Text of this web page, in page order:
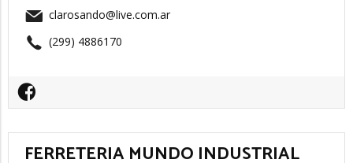
clarosando@live.com.ar
(299) 4886170
FERRETERIA MUNDO INDUSTRIAL